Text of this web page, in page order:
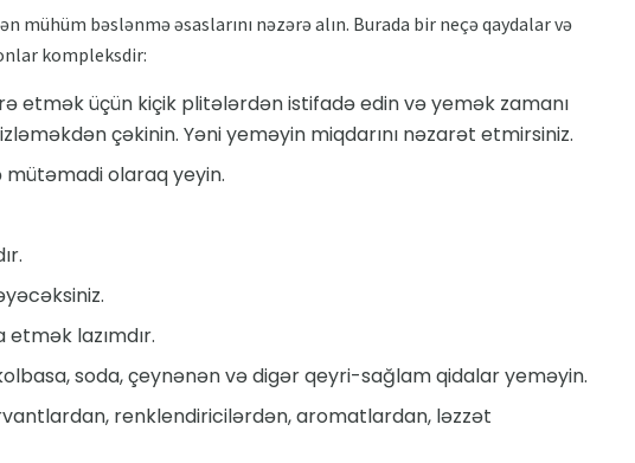
mühüm bəslənmə əsaslarını nəzərə alın. Burada bir neçə qaydalar və
kompleksdir:
etmək üçün kiçik plitələrdən istifadə edin və yemək zamanı
çəkinin. Yəni yeməyin miqdarını nəzarət etmirsiniz.
mütəmadi olaraq yeyin.
etmək lazımdır.
soda, çeynənən və digər qeyri-sağlam qidalar yeməyin.
renklendiricilərdən, aromatlardan, ləzzət